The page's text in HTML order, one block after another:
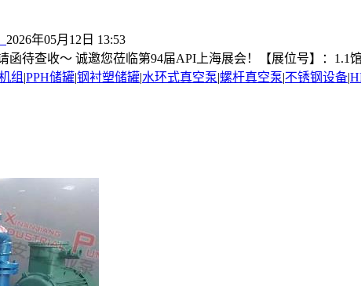
2026年05月12日 13:53
待查收～ 诚邀您莅临第94届API上海展会！【展位号】：1.1
组 |PPH储罐|钢衬塑储罐|水环式真空泵|螺杆真空泵|不锈钢设备|